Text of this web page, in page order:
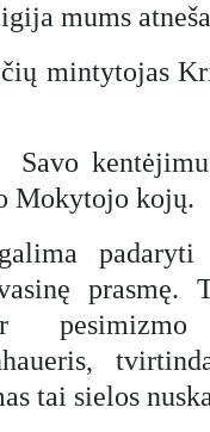
mums
mintytojas
kentėjimus
Mokytojo kojų.
padaryti
prasmę.
tai sielos